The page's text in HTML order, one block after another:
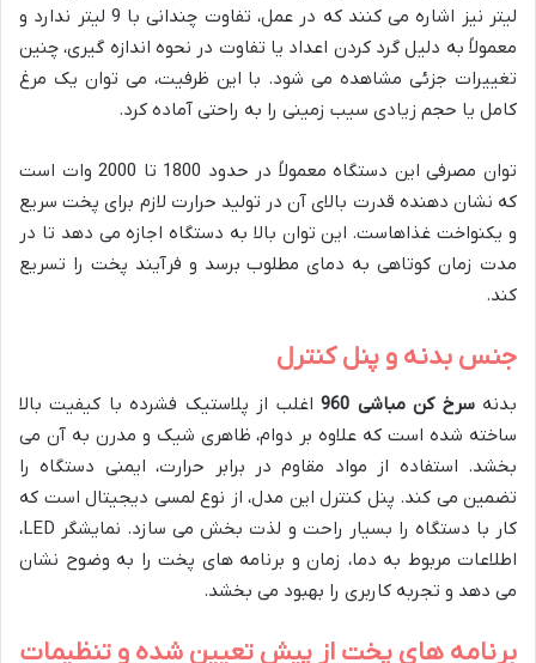
لیتر نیز اشاره می کنند که در عمل، تفاوت چندانی با 9 لیتر ندارد و
معمولاً به دلیل گرد کردن اعداد یا تفاوت در نحوه اندازه گیری، چنین
تغییرات جزئی مشاهده می شود. با این ظرفیت، می توان یک مرغ
کامل یا حجم زیادی سیب زمینی را به راحتی آماده کرد.
توان مصرفی این دستگاه معمولاً در حدود 1800 تا 2000 وات است
که نشان دهنده قدرت بالای آن در تولید حرارت لازم برای پخت سریع
و یکنواخت غذاهاست. این توان بالا به دستگاه اجازه می دهد تا در
مدت زمان کوتاهی به دمای مطلوب برسد و فرآیند پخت را تسریع
کند.
جنس بدنه و پنل کنترل
بدنهسرخ کن مباشی 960
اغلب از پلاستیک فشرده با کیفیت بالا
ساخته شده است که علاوه بر دوام، ظاهری شیک و مدرن به آن می
بخشد. استفاده از مواد مقاوم در برابر حرارت، ایمنی دستگاه را
تضمین می کند. پنل کنترل این مدل، از نوع لمسی دیجیتال است که
کار با دستگاه را بسیار راحت و لذت بخش می سازد. نمایشگر LED،
اطلاعات مربوط به دما، زمان و برنامه های پخت را به وضوح نشان
می دهد و تجربه کاربری را بهبود می بخشد.
برنامه های پخت از پیش تعیین شده و تنظیمات